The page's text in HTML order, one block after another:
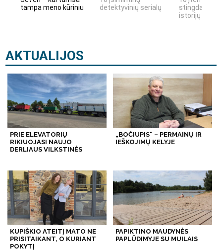
tampa meno kūriniu
detektyvinių serialų
stingdančių
istorijų
AKTUALIJOS
PRIE ELEVATORIŲ
RIKIUOJASI NAUJO
DERLIAUS VILKSTINĖS
„BOČIUPIS“ – PERMAINŲ IR
IEŠKOJIMŲ KELYJE
KUPIŠKIO ATEITĮ MATO NE
PRISITAIKANT, O KURIANT
POKYTĮ
PAPIKTINO MAUDYNĖS
PAPLŪDIMYJE SU MUILAIS